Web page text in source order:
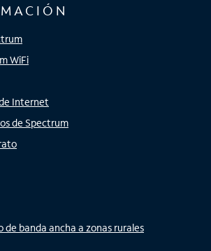
WiFi
Internet
de Spectrum
de banda ancha a zonas rurales